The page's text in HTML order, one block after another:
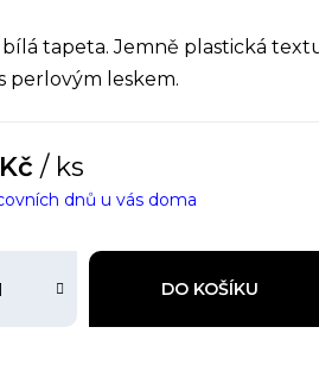
bílá tapeta. Jemně plastická
perlovým leskem.
/ ks
DO KOŠÍKU
dnů u vás doma